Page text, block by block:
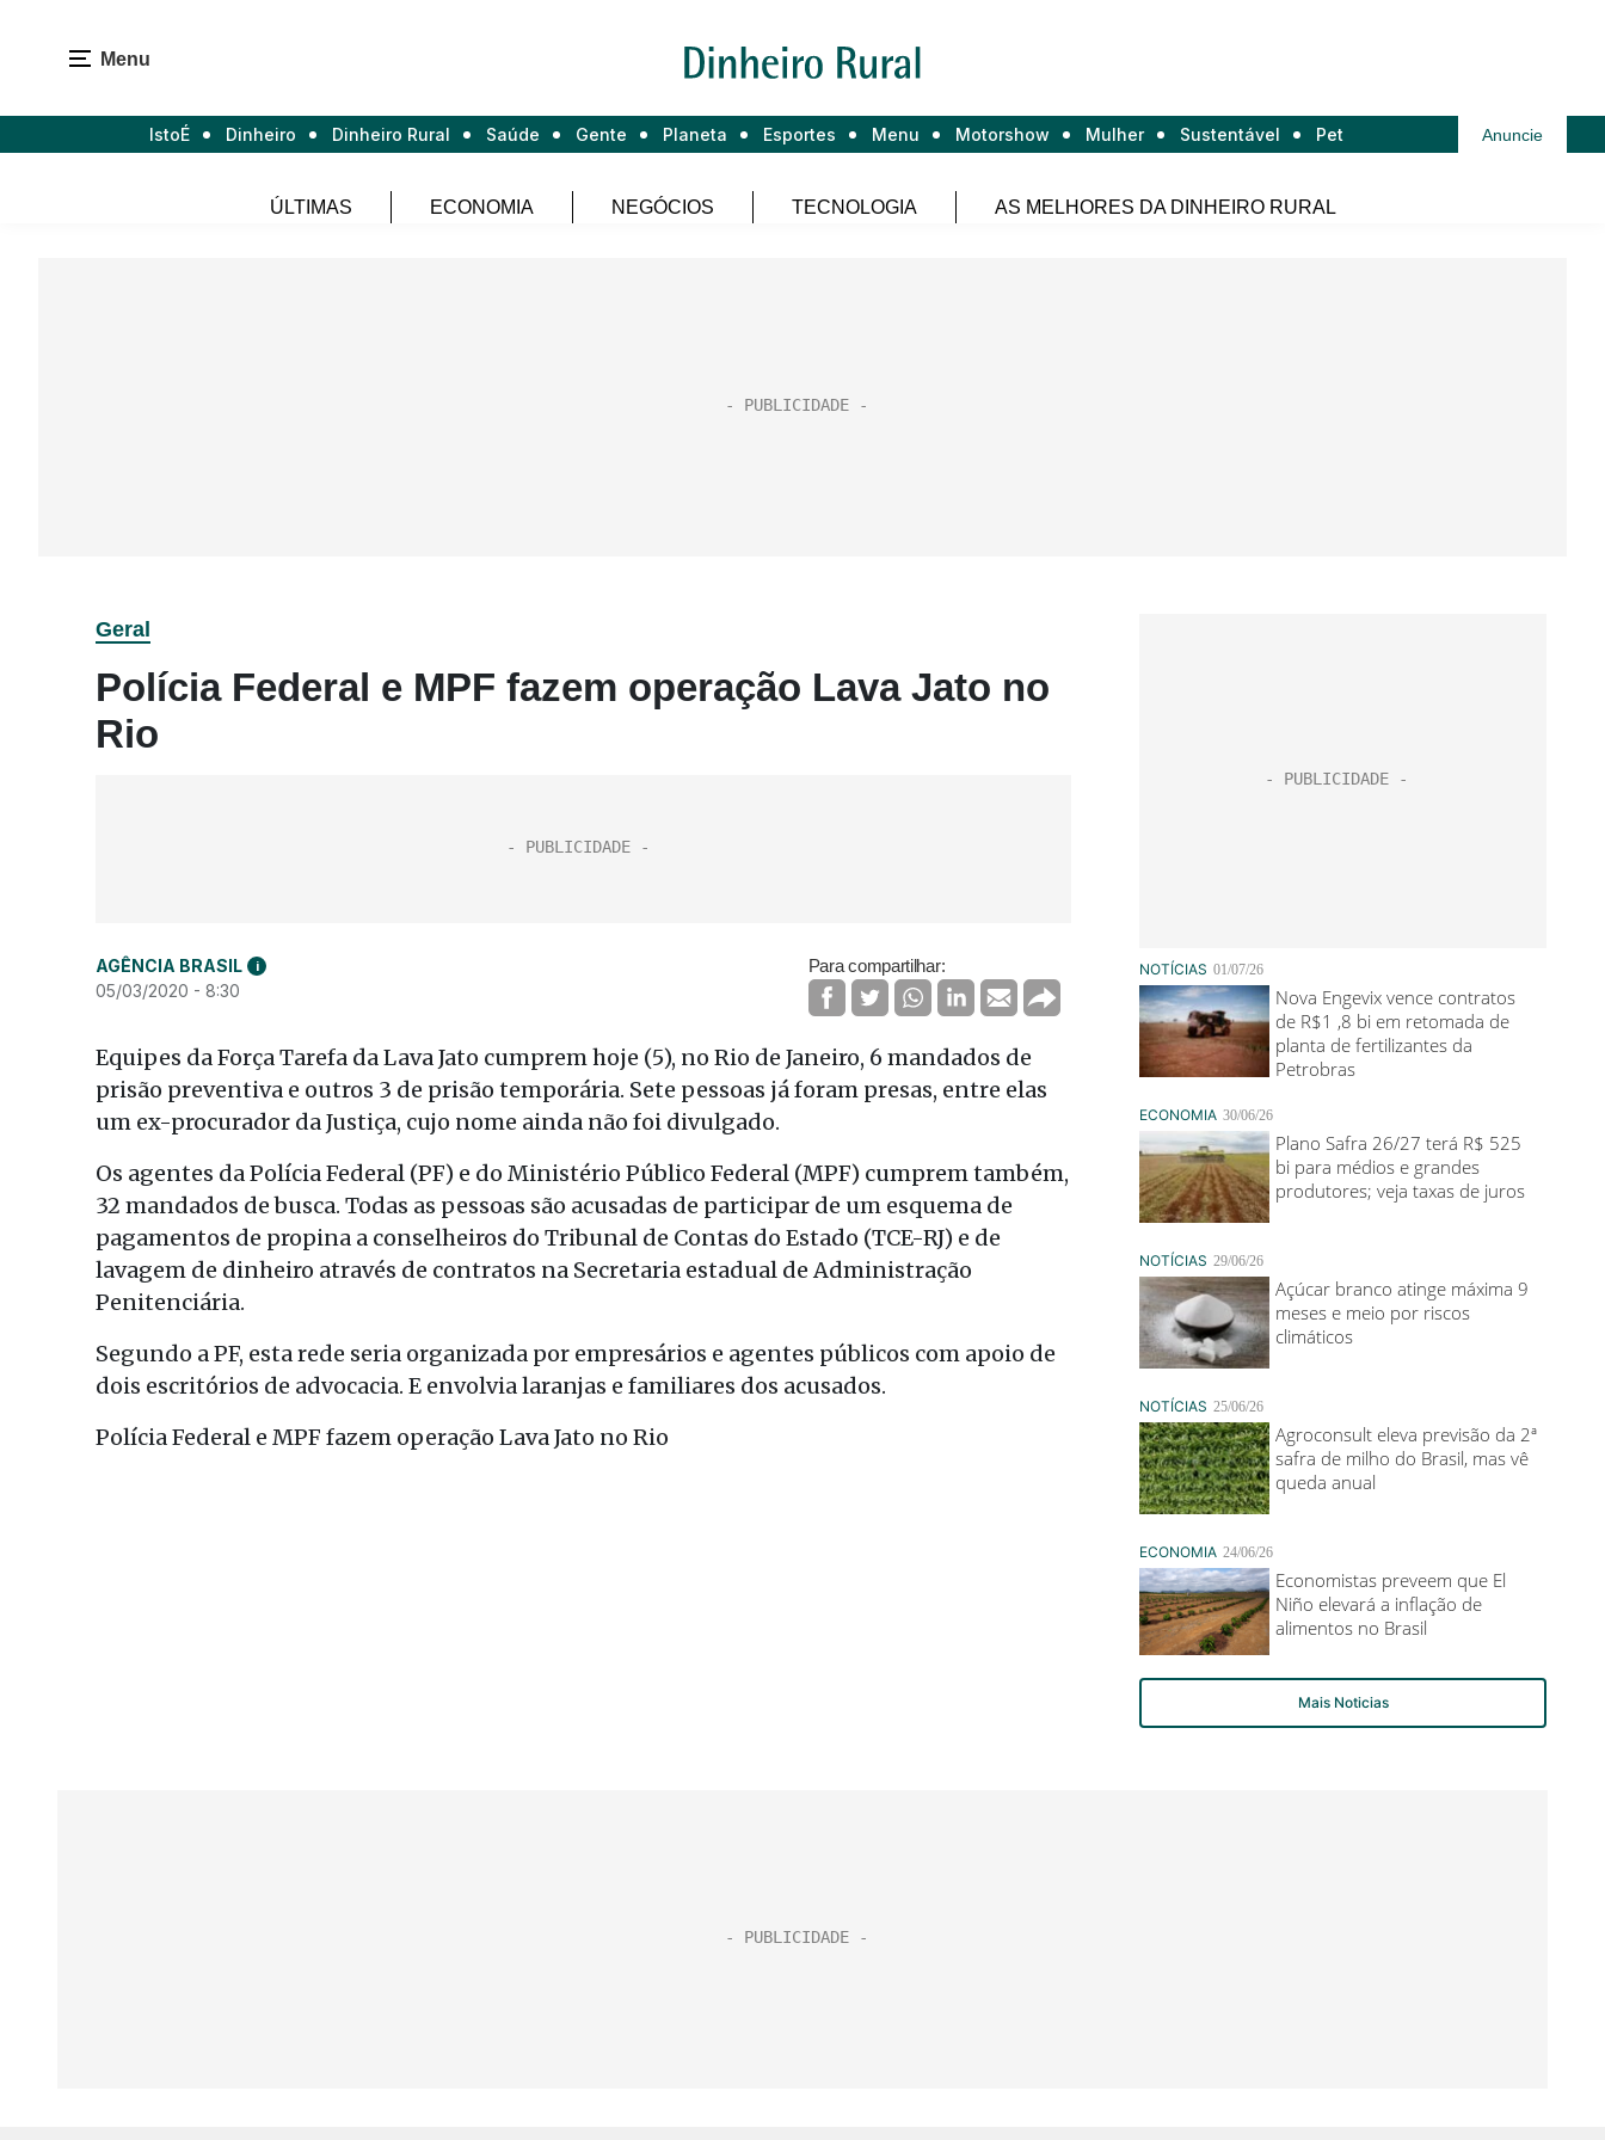
Menu
IstoÉ Dinheiro Dinheiro Rural Saúde Gente Planeta Esportes Menu Motorshow Mulher Sustentável Pet Anuncie
ÚLTIMAS ECONOMIA NEGÓCIOS TECNOLOGIA AS MELHORES DA DINHEIRO RURAL
Geral
Polícia Federal e MPF fazem operação Lava Jato no
Rio
AGÊNCIA BRASIL i
05/03/2020 - 8:30
Para compartilhar:
Equipes da Força Tarefa da Lava Jato cumprem hoje (5), no Rio de Janeiro, 6 mandados de
prisão preventiva e outros 3 de prisão temporária. Sete pessoas já foram presas, entre elas
um ex-procurador da Justiça, cujo nome ainda não foi divulgado.
Os agentes da Polícia Federal (PF) e do Ministério Público Federal (MPF) cumprem também,
32 mandados de busca. Todas as pessoas são acusadas de participar de um esquema de
pagamentos de propina a conselheiros do Tribunal de Contas do Estado (TCE-RJ) e de
lavagem de dinheiro através de contratos na Secretaria estadual de Administração
Penitenciária.
Segundo a PF, esta rede seria organizada por empresários e agentes públicos com apoio de
dois escritórios de advocacia. E envolvia laranjas e familiares dos acusados.
Polícia Federal e MPF fazem operação Lava Jato no Rio